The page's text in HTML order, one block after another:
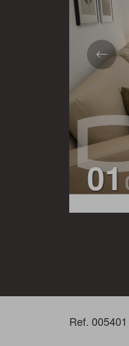
01
Ref. 005401